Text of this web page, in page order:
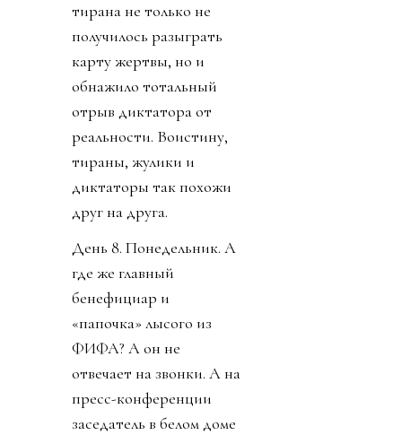
тирана не только не
получилось разыграть
карту жертвы, но и
обнажило тотальный
отрыв диктатора от
реальности. Воистину,
тираны, жулики и
диктаторы так похожи
друг на друга.
День 8. Понедельник. А
где же главный
бенефициар и
«папочка» лысого из
ФИФА? А он не
отвечает на звонки. А на
пресс-конференции
заседатель в белом доме